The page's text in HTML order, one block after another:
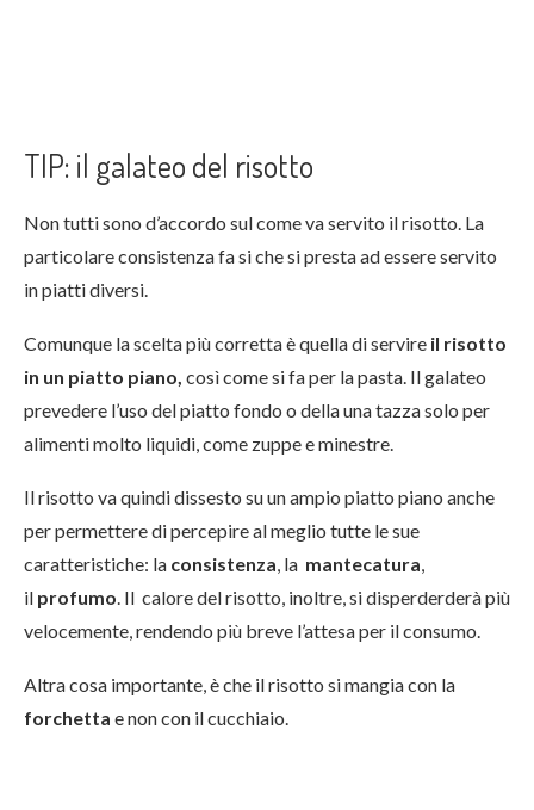
TIP: il galateo del risotto
Non tutti sono d’accordo sul come va servito il risotto. La
particolare consistenza fa si che si presta ad essere servito
in piatti diversi.
Comunque la scelta più corretta è quella di servire il risotto
in un piatto piano, così come si fa per la pasta. Il galateo
prevedere l’uso del piatto fondo o della una tazza solo per
alimenti molto liquidi, come zuppe e minestre.
Il risotto va quindi dissesto su un ampio piatto piano anche
per permettere di percepire al meglio tutte le sue
caratteristiche: la consistenza , la mantecatura
il profumo . Il calore del risotto, inoltre, si disperderderà più
velocemente, rendendo più breve l’attesa per il consumo.
Altra cosa importante, è che il risotto si mangia con la
forchetta e non con il cucchiaio.